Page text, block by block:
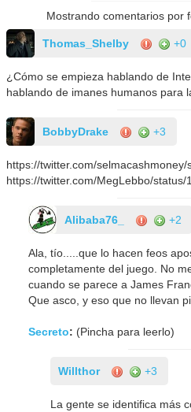
Mostrando comentarios por
Thomas_Shelby +0
¿Cómo se empieza hablando de
hablando de imanes humanos para
BobbyDrake +3
https://twitter.com/
https://twitter.com/MegLebbo/
Alibaba76_ +2
Ala, tío.....que lo hacen feos
completamente del juego. No
cuando se parece a James
Que asco, y eso que no llevan
Secreto: (Pincha para leerlo)
Willthor +3
La gente se identifica más